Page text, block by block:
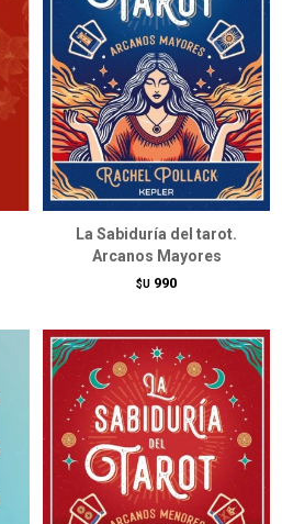
La Sabiduría del tarot.
Arcanos Mayores
$U 990